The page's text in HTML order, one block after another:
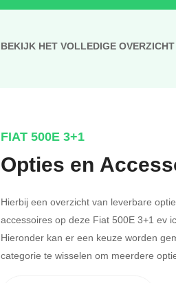
BEKIJK HET VOLLEDIGE
FIAT 500E 3+1
Opties en
Hierbij een overzicht van leverbare
accessoires op deze Fiat 500E 3+1 ev
Hieronder kan er een keuze worden
categorie te wisselen om meerdere